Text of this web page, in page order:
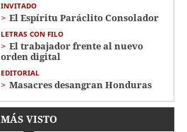
INVITADO
El Espíritu Paráclito Consolador
LETRAS CON FILO
El trabajador frente al nuevo
orden digital
EDITORIAL
Masacres desangran Honduras
MÁS VISTO